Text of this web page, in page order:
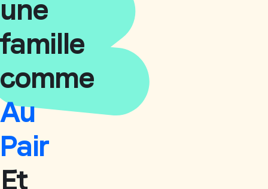
une
famille
comme
Au
Pair
Et